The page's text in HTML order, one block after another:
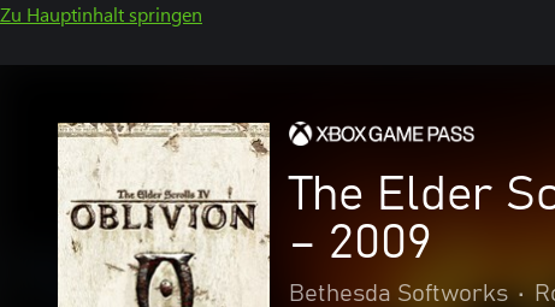
Zu Hauptinhalt springen
The Elder
– 2009
Bethesda Softworks •